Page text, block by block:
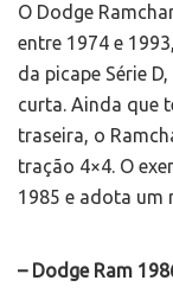
O Dodge
entre 1974 e
da picape Série
curta. Ainda que
traseira, o
tração 4×4. O
1985 e adota um
– Dodge Ram